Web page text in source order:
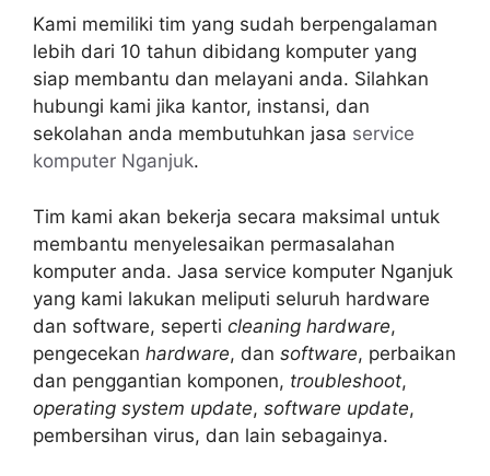
Kami memiliki tim yang sudah berpengalaman
lebih dari 10 tahun dibidang komputer yang
siap membantu dan melayani anda. Silahkan
hubungi kami jika kantor, instansi, dan
sekolahan anda membutuhkan jasa service
komputer Nganjuk.
Tim kami akan bekerja secara maksimal untuk
membantu menyelesaikan permasalahan
komputer anda. Jasa service komputer Nganjuk
yang kami lakukan meliputi seluruh hardware
dan software, seperti cleaning hardware,
pengecekan hardware, dan software, perbaikan
dan penggantian komponen, troubleshoot,
operating system update, software update,
pembersihan virus, dan lain sebagainya.